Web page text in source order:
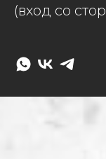
(вход со